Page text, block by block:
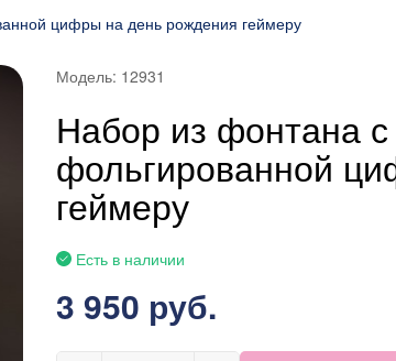
цифры на день рождения геймеру
Модель: 12931
Набор из фонтана
фольгированной
геймеру
Есть в наличии
3 950 руб.